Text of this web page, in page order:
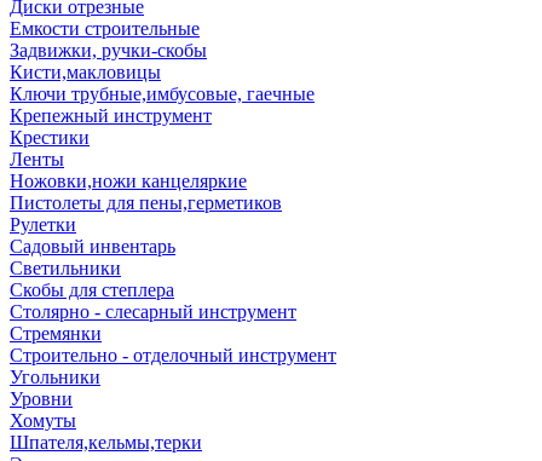
Диски отрезные
Емкости строительные
Задвижки, ручки-скобы
Кисти,макловицы
Ключи трубные,имбусовые, гаечные
Крепежный инструмент
Крестики
Ленты
Ножовки,ножи канцеляркие
Пистолеты для пены,герметиков
Рулетки
Садовый инвентарь
Светильники
Скобы для степлера
Столярно - слесарный инструмент
Стремянки
Строительно - отделочный инструмент
Угольники
Уровни
Хомуты
Шпателя,кельмы,терки